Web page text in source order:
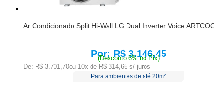
Ar Condicionado Split Hi-Wall LG Dual Inverter Voice
Price:
R$ 3.146,45
(Desconto 6% no Pix)
De: R$ 3.701,70ou 10x de R$ 314,65 s/ juros
Para ambientes de até 20m²